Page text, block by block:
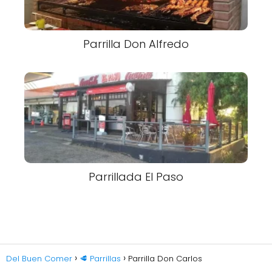
Parrilla Don Alfredo
Parrillada El Paso
Del Buen Comer 🥩 Parrillas Parrilla Don Carlos